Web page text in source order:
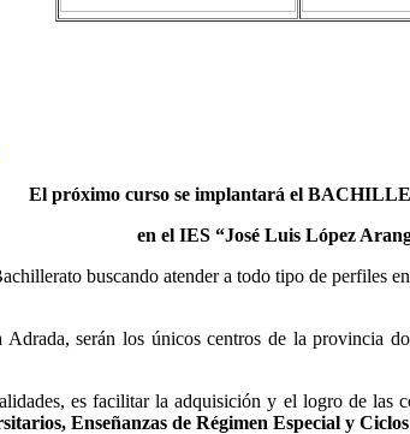
El próximo curso se implantará el
en el IES “José Luis López
buscando atender a todo tipo de perfiles
serán los únicos centros de la provincia
es facilitar la adquisición y el logro de las
Enseñanzas de Régimen Especial y